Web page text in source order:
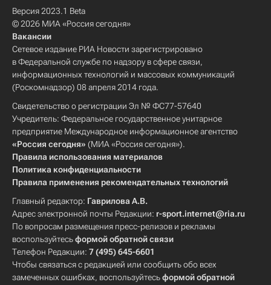
Версия 2023.1 Beta
© 2026 МИА «Россия сегодня»
Вакансии
Сетевое издание РИА Новости зарегистрировано
в Федеральной службе по надзору в сфере связи,
информационных технологий и массовых коммуникаций
(Роскомнадзор) 08 апреля 2014 года.
Свидетельство о регистрации Эл № ФС77-57640
Учредитель: Федеральное государственное унитарное
предприятие Международное информационное агентство
«Россия сегодня» (МИА «Россия сегодня»).
Правила использования материалов
Политика конфиденциальности
Правила применения рекомендательных технологий
Главный редактор: Гаврилова А.В.
Адрес электронной почты Редакции: r-sport.internet@ria.ru
По вопросам размещения пресс-релизов и рекламы
воспользуйтесьформой обратной связи
Телефон Редакции: 7 (495) 645-6601
Чтобы связаться с редакцией или сообщить обо всех
замеченных ошибках, воспользуйтесьформой обратной